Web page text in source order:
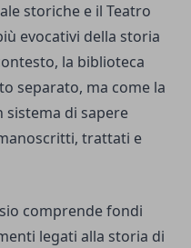
storiche e il Teatro
evocativi della storia
la biblioteca
separato, ma come la
di sapere
trattati e
comprende fondi
legati alla storia di